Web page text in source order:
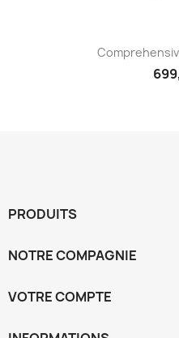
PRODUITS
NOTRE COMPAGNIE
VOTRE COMPTE